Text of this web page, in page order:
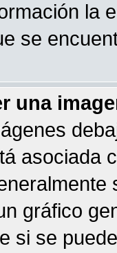
la
se
una
asociada
gráfico
si se